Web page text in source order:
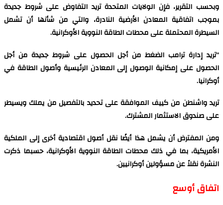
وبحسب التقرير، فإن الولايات المتحدة تريد التفاوض على شروط جديدة
بموجب اتفاقية المعادن الأرضية النادرة، والتي من شأنها أن تشمل
السيطرة المحتملة على محطات الطاقة النووية الأوكرانية.
“تريد إدارة ترامب الضغط من أجل الحصول على شروط جديدة من أجل
الحصول على إمكانية الوصول إلى المعادن الرئيسية وأصول الطاقة في
أوكرانيا.
تريد واشنطن من كييف الموافقة على تحديد بالتفصيل من يملك ويسيطر
على صندوق الاستثمار المشترك.
ومن المفترض أن يشمل هذا أيضًا نقل أصول اقتصادية أخرى إلى الملكية
الأمريكية، بما في ذلك محطات الطاقة النووية الأوكرانية، حسبما ذكرت
النشرة نقلاً عن مسؤولين أوكرانيين.
اتفاق أوسع